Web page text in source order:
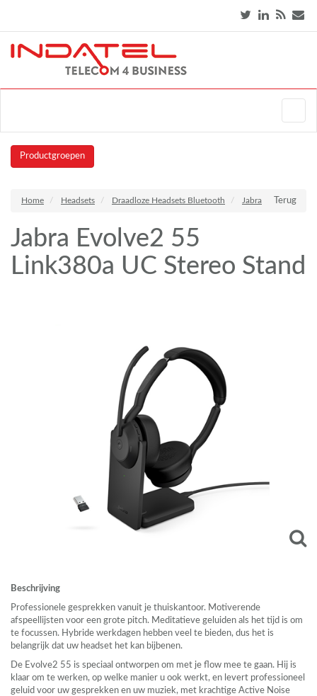
Productgroepen
Terug
Home Headsets Draadloze Headsets Bluetooth Jabra
Jabra Evolve2 55
Link380a UC Stereo Stand
Beschrijving
Professionele gesprekken vanuit je thuiskantoor. Motiverende
afspeellijsten voor een grote pitch. Meditatieve geluiden als het tijd is om
te focussen. Hybride werkdagen hebben veel te bieden, dus het is
belangrijk dat uw headset het kan bijbenen.
De Evolve2 55 is speciaal ontworpen om met je flow mee te gaan. Hij is
klaar om te werken, op welke manier u ook werkt, en levert professioneel
geluid voor uw gesprekken en uw muziek, met krachtige Active Noise